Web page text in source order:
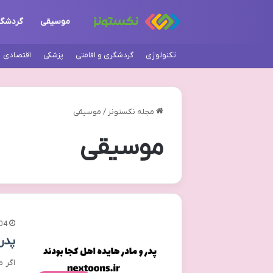
موسیقی
تکنولوژی گردشگری و اقامتی پزشکی اقتصادی
مجله نکستونز / موسیقی
موسیقی